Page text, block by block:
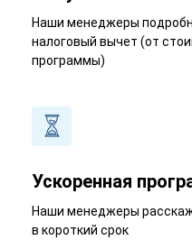
Наши менеджеры
налоговый вычет (от
программы)
Ускоренная
Наши менеджеры
в короткий срок